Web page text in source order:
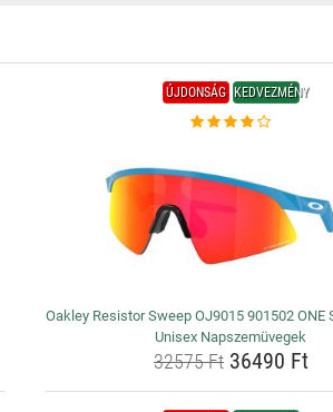
ÚJDONSÁG KEDVEZMÉNY
Oakley Resistor Sweep OJ9015 901502 ONE
Unisex Napszemüvegek
32575 Ft36490 Ft